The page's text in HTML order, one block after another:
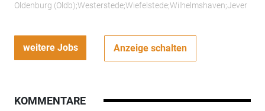
Oldenburg (Oldb);Westerstede;Wiefelstede;Wilhelmshaven;Jever
weitere Jobs Anzeige schalten
KOMMENTARE